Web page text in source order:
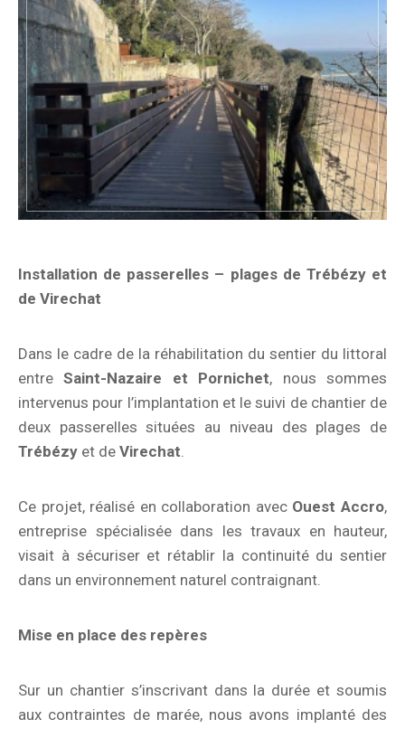
Installation de passerelles – plages de Trébézy et
de Virechat
Dans le cadre de la réhabilitation du sentier du littoral
entreSaint-Nazaire et Pornichet, nous sommes
intervenus pour l’implantation et le suivi de chantier de
deux passerelles situées au niveau des plages de
Trébézy et de Virechat.
Ce projet, réalisé en collaboration avec Ouest Accro,
entreprise spécialisée dans les travaux en hauteur,
visait à sécuriser et rétablir la continuité du sentier
dans un environnement naturel contraignant.
Mise en place des repères
Sur un chantier s’inscrivant dans la durée et soumis
aux contraintes de marée, nous avons implanté des